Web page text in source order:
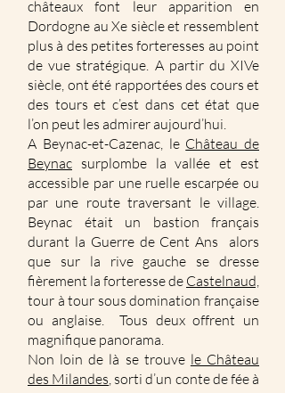
châteaux font leur apparition en
Dordogne au Xe siècle et ressemblent
plus à des petites forteresses au point
de vue stratégique. A partir du XIVe
siècle, ont été rapportées des cours et
des tours et c’est dans cet état que
l’on peut les admirer aujourd’hui.
A Beynac-et-Cazenac, le Château de
Beynac surplombe la vallée et est
accessible par une ruelle escarpée ou
par une route traversant le village.
Beynac était un bastion français
durant la Guerre de Cent Ans alors
que sur la rive gauche se dresse
fièrement la forteresse de Castelnaud,
tour à tour sous domination française
ou anglaise. Tous deux offrent un
magnifique panorama.
Non loin de là se trouve le Château
des Milandes, sorti d’un conte de fée à